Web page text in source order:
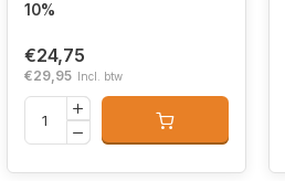
10%
€24,75
€29,95 Incl. btw